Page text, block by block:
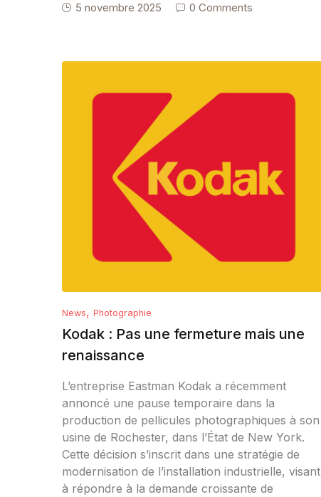
5 novembre 2025 0 Comments
News, Photographie
Kodak : Pas une fermeture mais une
renaissance
L’entreprise Eastman Kodak a récemment
annoncé une pause temporaire dans la
production de pellicules photographiques à son
usine de Rochester, dans l’État de New York.
Cette décision s’inscrit dans une stratégie de
modernisation de l’installation industrielle, visant
à répondre à la demande croissante de